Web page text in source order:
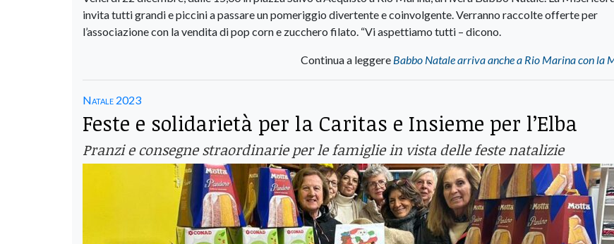
invita tutti grandi e piccini a passare un pomeriggio divertente e coinvolgente. Verranno raccolte offerte per
l’associazione con la vendita di pop corn e zucchero filato. “Vi aspettiamo tutti – dicono.
Continua a leggere Babbo Natale arriva anche a Rio Marina con la
Natale 2023
Feste e solidarietà per la Caritas e Insieme per l’Elba
Pranzi e consegne straordinarie per le famiglie in vista delle feste natalizie